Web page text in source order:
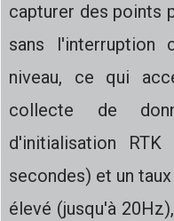
capturer des points
sans l'interruption
niveau, ce qui
collecte de
d'initialisation RTK
secondes) et un
élevé (jusqu'à